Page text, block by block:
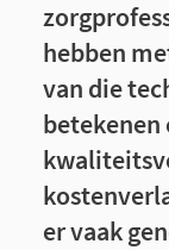
hebben
van die
er vaak